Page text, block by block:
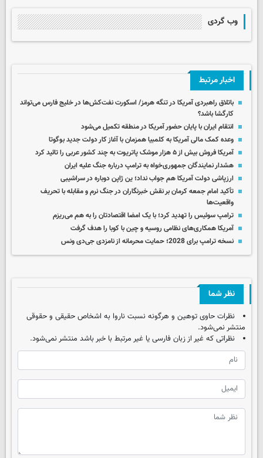
وب گردی
اخبار مرتبط
باتلاق راهبردی آمریکا در تنگه هرمز/ اسکورت نفت‌کش‌ها در خلیج فارس می‌تواند
کارگشا باشد؟
انتقام ایران با پایان حضور آمریکا در منطقه تکمیل می‌شود
وعده کمک مالی آمریکا به کلمبیا همزمان با آغاز کار دولت جدید بوگوتا
آمریکا فروش بیش از ۵ هزار موشک پاتریوت به چند کشور عربی را تائید کرد
هشدار نمایندگان جمهوری‌خواه به ترامپ درباره جنگ علیه ایران
ارزپاشی دولت آمریکا هم جواب نداد؛ ین ژاپن دوباره در سراشیبی
تأکید امام جمعه کرمان بر نقش خبرنگاران در جنگ نرم و مقابله با تحریف
واقعیت‌ها
ترامپ سوئیس را تهدید کرد؛ با یک امضا اقتصادتان را به هم می‌ریزم
آمریکا همکاری‌های نظامی روسیه و چین با کوبا را هدف گرفت
نسخه ترامپ برای 2028؛ حمایت محرمانه از نامزدی جی‌دی ونس
نظر شما
نظرات حاوی توهین و هرگونه نسبت ناروا به اشخاص حقیقی و حقوقی
منتشر نمی‌شود.
نظراتی که غیر از زبان فارسی یا غیر مرتبط با خبر باشد منتشر نمی‌شود.